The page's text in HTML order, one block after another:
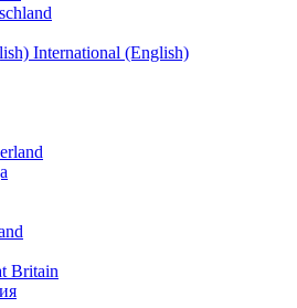
International (English)
Britain